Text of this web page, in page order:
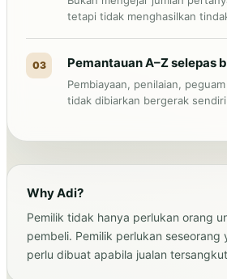
tetapi tidak menghasilkan
03 Pemantauan A–Z selepas
Pembiayaan, penilaian,
tidak dibiarkan bergerak
Why Adi?
Pemilik tidak hanya perlukan orang
pembeli. Pemilik perlukan seseorang
perlu dibuat apabila jualan